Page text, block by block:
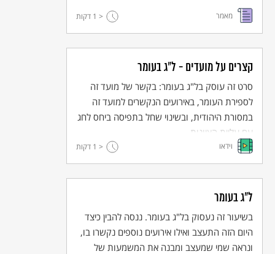
מכוונת? האם יש לביקורת הזו גם משמעויות אקטואליות?
נדבר עם התלמידים על המרד כדרך התמודדות של אנשים בקצה גבול
להבעת התנגדות כלפי סמכות? (הפגנה, פנייה לתקשורת, פנייה
לערכאות משפטיות ועוד). מתי המרד יועדף על פני דרכי התנגדות
אחרות?
מאמר < 1 דקות
קצרים על מועדים - ל"ג בעומר
סרט זה עוסק בל"ג בעומר: בקשר של מועד זה
לספירת העומר, באירועים הנקשרים למועד זה
במסורת היהודית, ובשינוי שחל בתפיסה ביחס לחג
עם עליית הציונות.
וידאו < 1 דקות
ל"ג בעומר
בשיעור זה נעסוק בל"ג בעומר. ננסה להבין כיצד
היום הזה התעצב ואילו אירועים נוספים נקשרו בו,
ונראה שמי שמעצב ומבנה את המשמעות של